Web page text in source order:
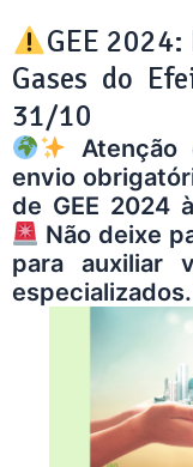
GEE
Gases do
31/10
Atenção
envio
de GEE 2024
Não deixe
para auxiliar
especializados.